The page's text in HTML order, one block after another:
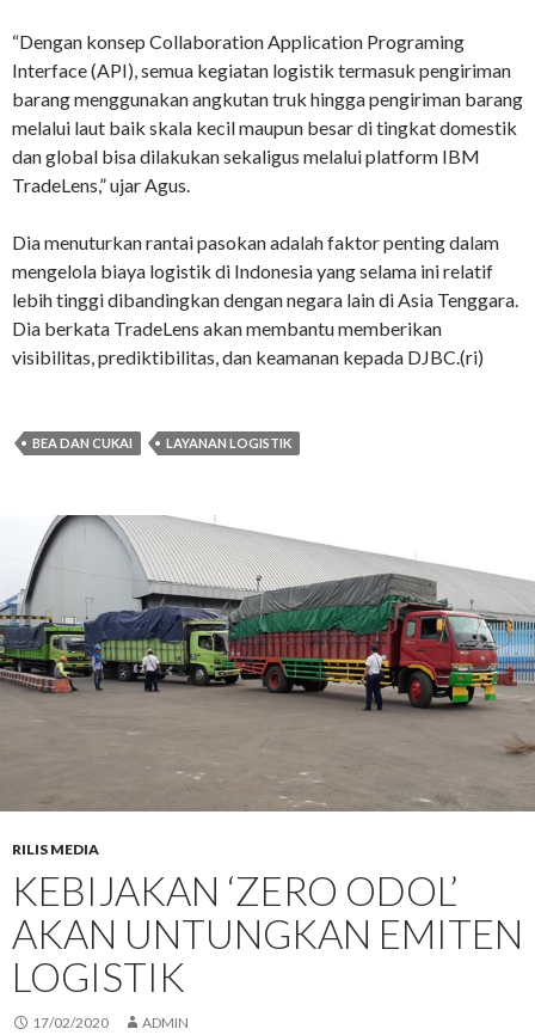
“Dengan konsep Collaboration Application Programing
Interface (API), semua kegiatan logistik termasuk pengiriman
barang menggunakan angkutan truk hingga pengiriman barang
melalui laut baik skala kecil maupun besar di tingkat domestik
dan global bisa dilakukan sekaligus melalui platform IBM
TradeLens,” ujar Agus.
Dia menuturkan rantai pasokan adalah faktor penting dalam
mengelola biaya logistik di Indonesia yang selama ini relatif
lebih tinggi dibandingkan dengan negara lain di Asia Tenggara.
Dia berkata TradeLens akan membantu memberikan
visibilitas, prediktibilitas, dan keamanan kepada DJBC.(ri)
BEA DAN CUKAI LAYANAN LOGISTIK
RILIS MEDIA
KEBIJAKAN ‘ZERO ODOL’
AKAN UNTUNGKAN EMITEN
LOGISTIK
17/02/2020 ADMIN